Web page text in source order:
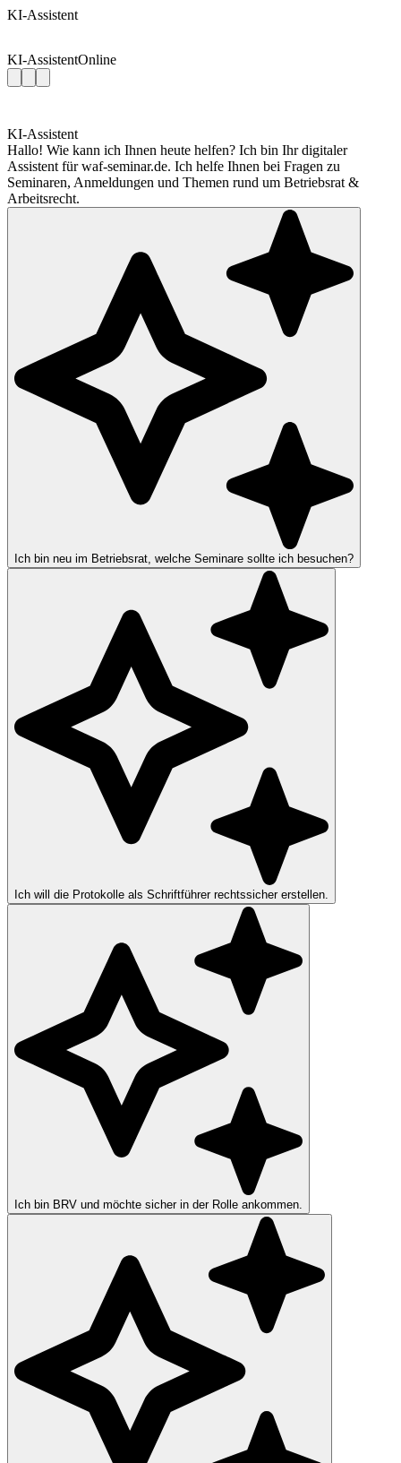
KI-Assistent
KI-AssistentOnline
KI-Assistent
Hallo! Wie kann ich Ihnen heute helfen? Ich bin Ihr digitaler
Assistent für waf-seminar.de. Ich helfe Ihnen bei Fragen zu
Seminaren, Anmeldungen und Themen rund um Betriebsrat &
Arbeitsrecht.
Ich bin neu im Betriebsrat, welche Seminare sollte ich besuchen?
Ich will die Protokolle als Schriftführer rechtssicher erstellen.
Ich bin BRV und möchte sicher in der Rolle ankommen.